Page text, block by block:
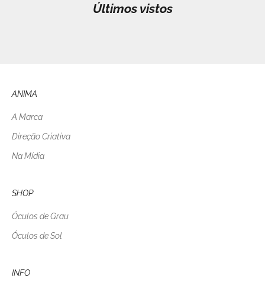
Últimos vistos
ANIMA
A Marca
Direção Criativa
Na Mídia
SHOP
Óculos de Grau
Óculos de Sol
INFO